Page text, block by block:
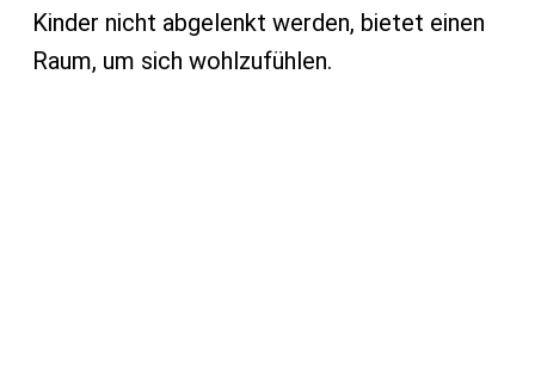
Kinder nicht abgelenkt werden, bietet einen
Raum, um sich wohlzufühlen.